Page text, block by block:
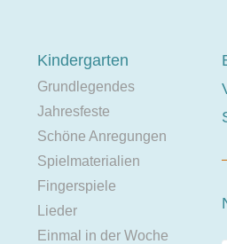
Kindergarten
Grundlegendes
Jahresfeste
Schöne Anregungen
Spielmaterialien
Fingerspiele
Lieder
Einmal in der Woche